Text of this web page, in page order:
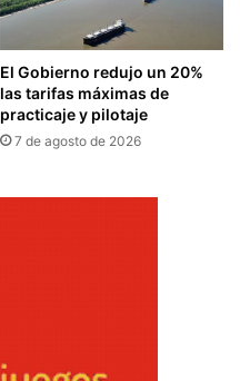
El Gobierno redujo un 20%
las tarifas máximas de
practicaje y pilotaje
7 de agosto de 2026